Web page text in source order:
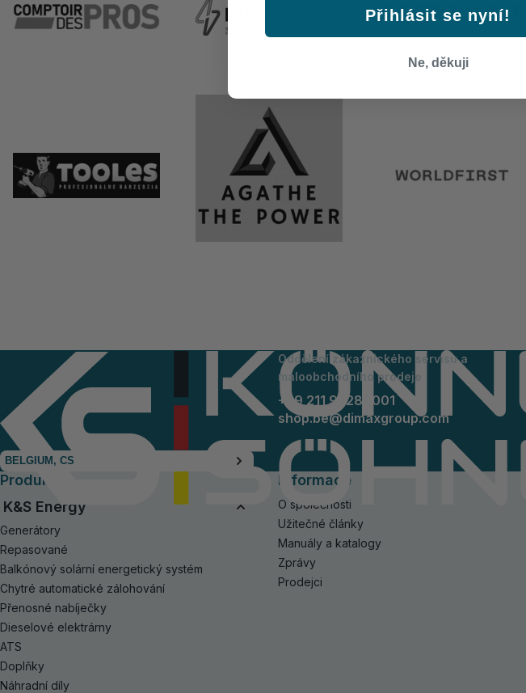
Oddělení zákaznického servisu a
maloobchodního prodeje
+49 211 94289001
shop.be@dimaxgroup.com
BELGIUM, CS
Produkty
K&S Energy
Generátory
Repasované
Balkónový solární energetický systém
Chytré automatické zálohování
Přenosné nabíječky
Dieselové elektrárny
ATS
Doplňky
Náhradní díly
Informace
O společnosti
Užitečné články
Manuály a katalogy
Zprávy
Prodejci
Přihlásit se nyní!
Ne, děkuji